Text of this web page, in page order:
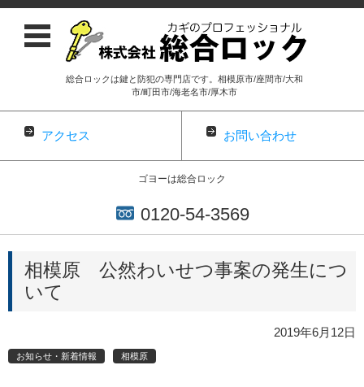
総合ロックは鍵と防犯の専門店です。相模原市/座間市/大和
市/町田市/海老名市/厚木市
アクセス お問い合わせ
ゴヨーは総合ロック
0120-54-3569
コンテンツに移動
相模原 公然わいせつ事案の発生につ
いて
2019年6月12日
お知らせ・新着情報 相模原